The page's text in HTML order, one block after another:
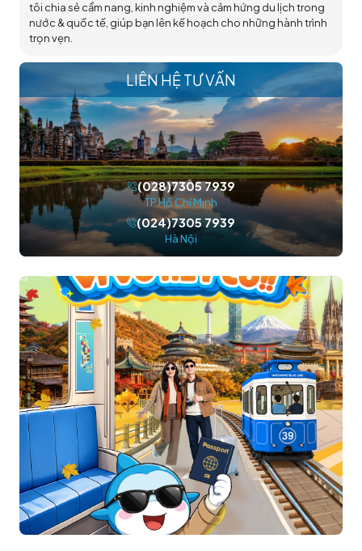
tôi chia sẻ cẩm nang, kinh nghiệm và cảm hứng du lịch trong
nước & quốc tế, giúp bạn lên kế hoạch cho những hành trình
trọn vẹn.
LIÊN HỆ TƯ VẤN
(028)7305 7939
TP.Hồ Chí Minh
(024)7305 7939
Hà Nội